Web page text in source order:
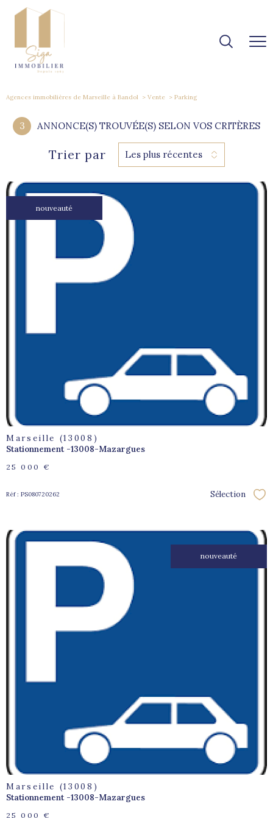
Agences immobilières de Marseille à Bandol Vente Parking
3 ANNONCE(S) TROUVÉE(S) SELON VOS CRITÈRES
Trier par Les plus récentes
nouveauté
Marseille (13008)
Stationnement -13008-Mazargues
25 000 €
Réf : PS080720262 Sélection
nouveauté
Marseille (13008)
Stationnement -13008-Mazargues
25 000 €